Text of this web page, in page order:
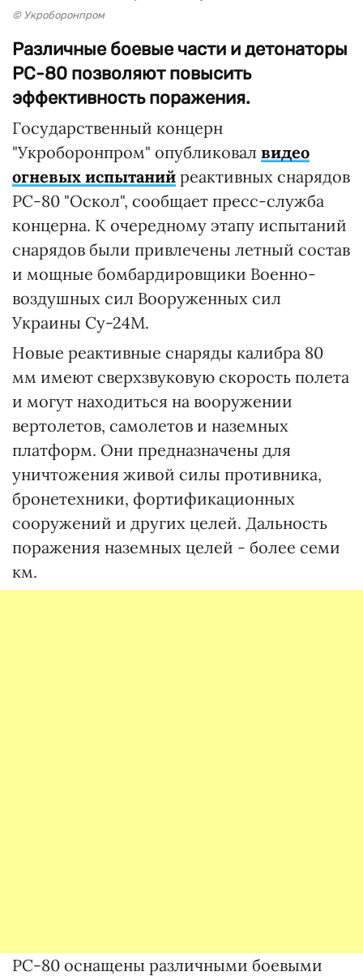
© Укроборонпром
Различные боевые части и детонаторы
РС-80 позволяют повысить
эффективность поражения.
Государственный концерн
"Укроборонпром" опубликовал видео
огневых испытаний реактивных снарядов
РС-80 "Оскол", сообщает пресс-служба
концерна. К очередному этапу испытаний
снарядов были привлечены летный состав
и мощные бомбардировщики Военно-
воздушных сил Вооруженных сил
Украины Су-24М.
Новые реактивные снаряды калибра 80
мм имеют сверхзвуковую скорость полета
и могут находиться на вооружении
вертолетов, самолетов и наземных
платформ. Они предназначены для
уничтожения живой силы противника,
бронетехники, фортификационных
сооружений и других целей. Дальность
поражения наземных целей - более семи
км.
РС-80 оснащены различными боевыми